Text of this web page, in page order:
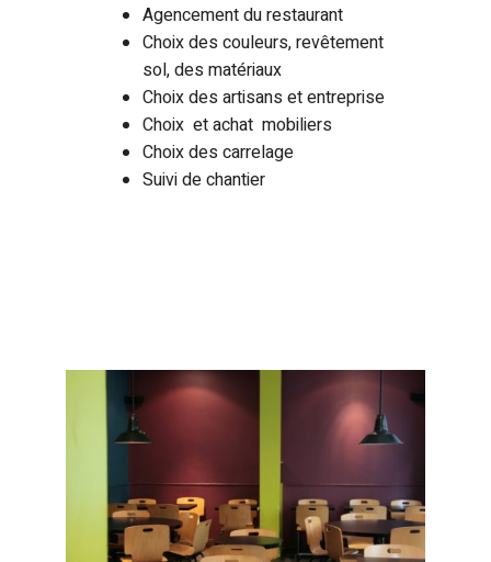
Agencement du restaurant
Choix des couleurs, revêtement
sol, des matériaux
Choix des artisans et entreprise
Choix et achat mobiliers
Choix des carrelage
Suivi de chantier